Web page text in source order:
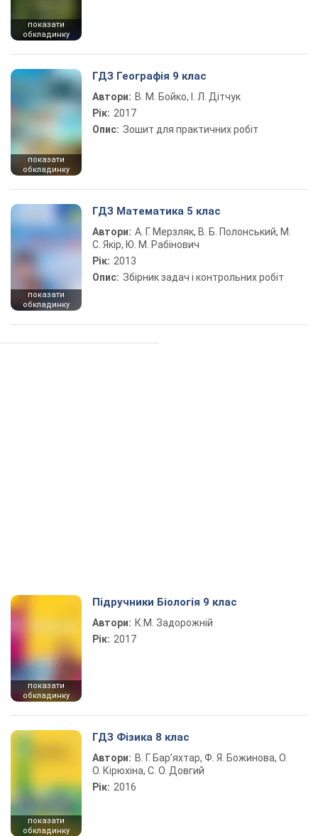
показати
обкладинку
показати
обкладинку
ГДЗ Географія 9 клас
Автори: В. М. Бойко, І. Л. Дітчук
Рік: 2017
Опис: Зошит для практичних робіт
показати
обкладинку
ГДЗ Математика 5 клас
Автори: А. Г. Мерзляк, В. Б. Полонський, М.
С. Якір, Ю. М. Рабінович
Рік: 2013
Опис: Збірник задач і контрольних робіт
показати
обкладинку
Підручники Біологія 9 клас
Автори: К.М. Задорожній
Рік: 2017
показати
обкладинку
ГДЗ Фізика 8 клас
Автори: В. Г. Бар’яхтар, Ф. Я. Божинова, О.
О. Кірюхіна, С. О. Довгий
Рік: 2016